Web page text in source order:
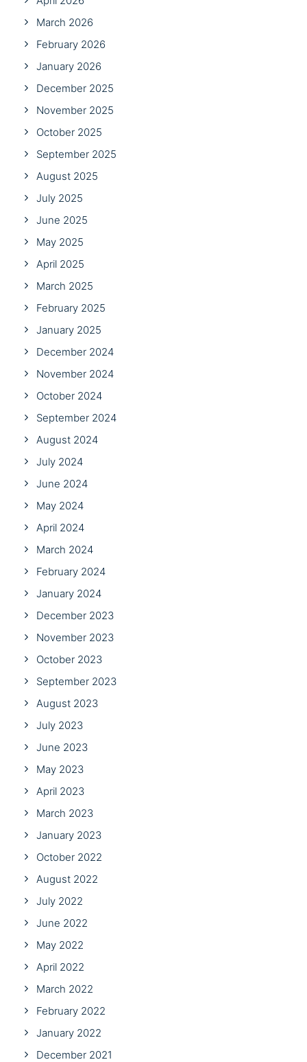
March 2026
February 2026
January 2026
December 2025
November 2025
October 2025
September 2025
August 2025
July 2025
June 2025
May 2025
April 2025
March 2025
February 2025
January 2025
December 2024
November 2024
October 2024
September 2024
August 2024
July 2024
June 2024
May 2024
April 2024
March 2024
February 2024
January 2024
December 2023
November 2023
October 2023
September 2023
August 2023
July 2023
June 2023
May 2023
April 2023
March 2023
January 2023
October 2022
August 2022
July 2022
June 2022
May 2022
April 2022
March 2022
February 2022
January 2022
December 2021